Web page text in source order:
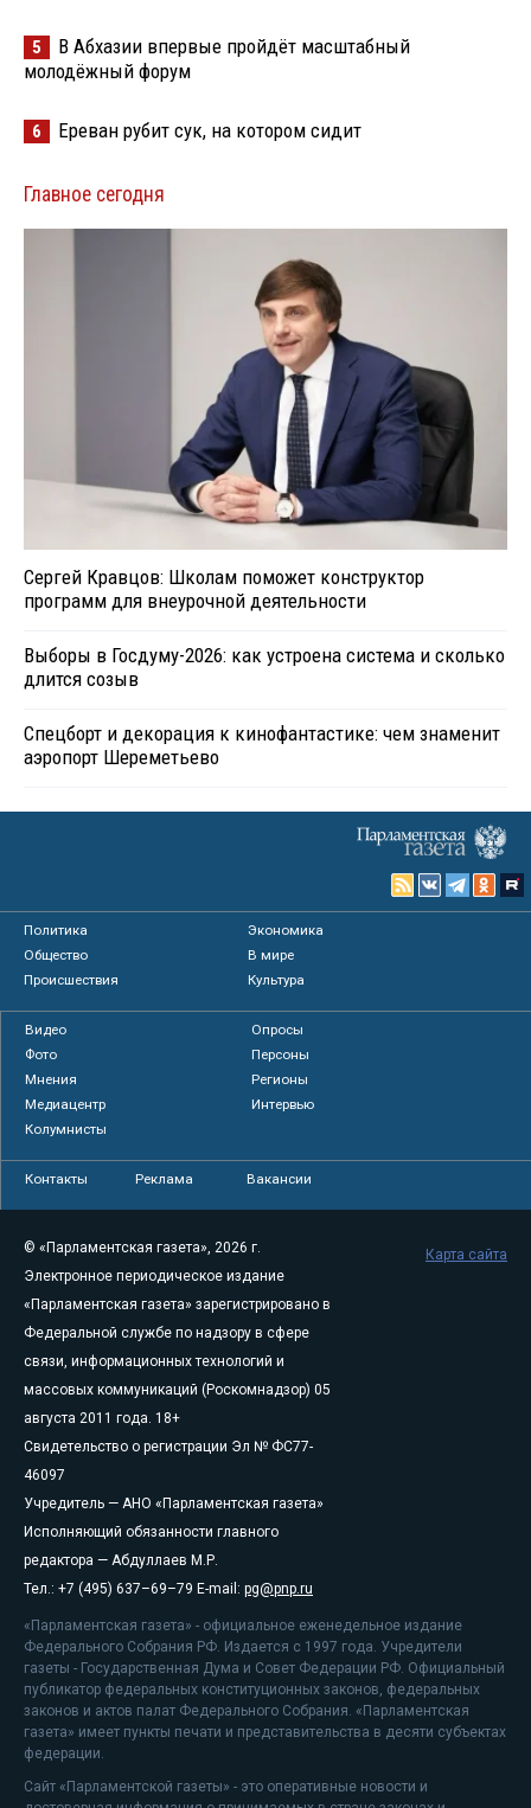
5
В Абхазии впервые пройдёт масштабный
молодёжный форум
6 Ереван рубит сук, на котором сидит
Главное сегодня
Сергей Кравцов: Школам поможет конструктор
программ для внеурочной деятельности
Выборы в Госдуму-2026: как устроена система и сколько
длится созыв
Спецборт и декорация к кинофантастике: чем знаменит
аэропорт Шереметьево
Политика
Экономика
Общество
В мире
Происшествия
Культура
Видео
Опросы
Фото
Персоны
Мнения
Регионы
Медиацентр
Интервью
Колумнисты
Контакты Реклама Вакансии
© «Парламентская газета», 2026 г.
Электронное периодическое издание
«Парламентская газета» зарегистрировано в
Федеральной службе по надзору в сфере
связи, информационных технологий и
массовых коммуникаций (Роскомнадзор) 05
августа 2011 года. 18+
Свидетельство о регистрации Эл № ФС77-
46097
Учредитель — АНО «Парламентская газета»
Исполняющий обязанности главного
редактора — Абдуллаев М.Р.
Тел.: +7 (495) 637–69–79 E-mail: pg@pnp.ru
«Парламентская газета» - официальное еженедельное издание
Федерального Собрания РФ. Издается с 1997 года. Учредители
газеты - Государственная Дума и Совет Федерации РФ. Официальный
публикатор федеральных конституционных законов, федеральных
законов и актов палат Федерального Собрания. «Парламентская
газета» имеет пункты печати и представительства в десяти субъектах
федерации.
Сайт «Парламентской газеты» - это оперативные новости и
Карта сайта